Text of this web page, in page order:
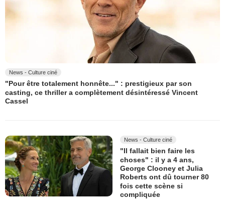
News - Culture ciné
"Pour être totalement honnête..." : prestigieux par son
casting, ce thriller a complètement désintéressé Vincent
Cassel
News - Culture ciné
"Il fallait bien faire les
choses" : il y a 4 ans,
George Clooney et Julia
Roberts ont dû tourner 80
fois cette scène si
compliquée